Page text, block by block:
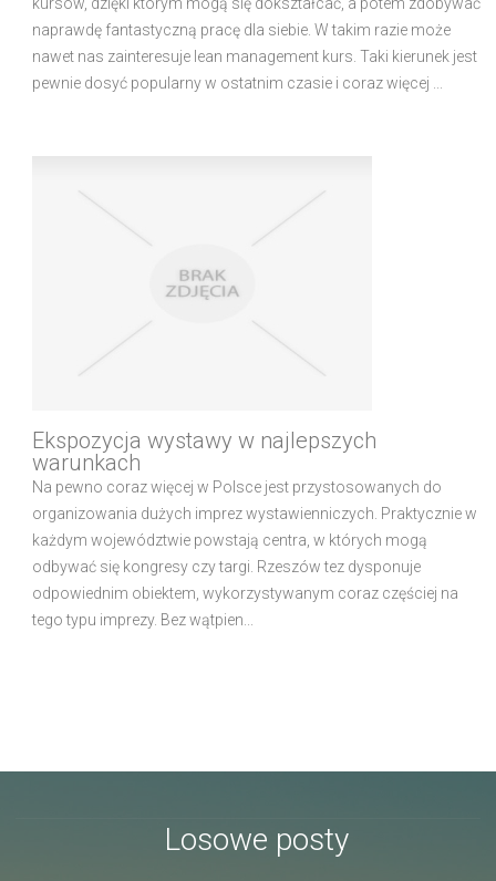
naprawdę fantastyczną pracę dla siebie. W takim razie może
nawet nas zainteresuje lean management kurs. Taki kierunek jest
pewnie dosyć popularny w ostatnim czasie i coraz więcej ...
Ekspozycja wystawy w najlepszych
warunkach
Na pewno coraz więcej w Polsce jest przystosowanych do
organizowania dużych imprez wystawienniczych. Praktycznie w
każdym województwie powstają centra, w których mogą
odbywać się kongresy czy targi. Rzeszów tez dysponuje
odpowiednim obiektem, wykorzystywanym coraz częściej na
tego typu imprezy. Bez wątpien...
Losowe posty